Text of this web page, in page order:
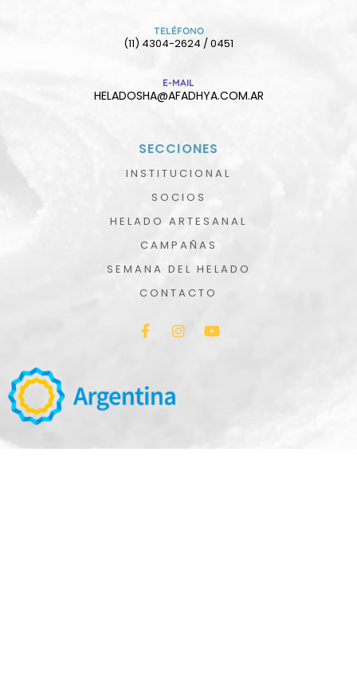
TELÉFONO
(11) 4304-2624 / 0451
E-MAIL
HELADOSHA@AFADHYA.COM.AR
SECCIONES
INSTITUCIONAL
SOCIOS
HELADO ARTESANAL
CAMPAÑAS
SEMANA DEL HELADO
CONTACTO